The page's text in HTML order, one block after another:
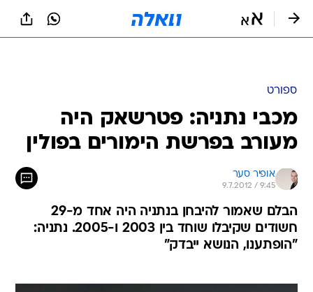
ספורט
מכבי נתניה: פטרשאק היה
מעורב בפרשת הימורים בפולין
אופיר סער
9.7.2012 / 9:45
הבלם שאמור להיבחן בנתניה היה אחד מ-29
חשודים שקיבלו שוחד בין 2003 ו-2005. נתניה:
"הופתענו, הנושא ייבדק"